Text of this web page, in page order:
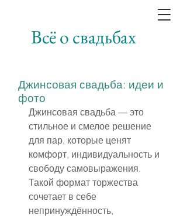
Всё о свадьбах
Джинсовая свадьба: идеи и
фото
Джинсовая свадьба — это
стильное и смелое решение
для пар, которые ценят
комфорт, индивидуальность и
свободу самовыражения.
Такой формат торжества
сочетает в себе
непринуждённость,